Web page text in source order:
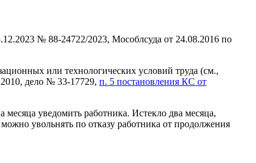
№ 88-24722/2023, Мособлсуда от 24.08.2016 по
или технологических условий труда (см.,
дело № 33-17729, п. 5 постановления КС от
месяца уведомить работника. Истекло два месяца,
увольнять по отказу работника от продолжения